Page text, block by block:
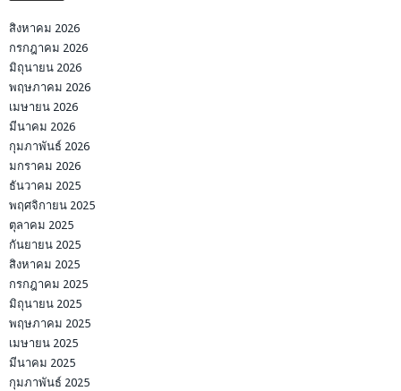
สิงหาคม 2026
กรกฎาคม 2026
มิถุนายน 2026
พฤษภาคม 2026
เมษายน 2026
มีนาคม 2026
กุมภาพันธ์ 2026
มกราคม 2026
ธันวาคม 2025
พฤศจิกายน 2025
ตุลาคม 2025
กันยายน 2025
สิงหาคม 2025
กรกฎาคม 2025
มิถุนายน 2025
พฤษภาคม 2025
เมษายน 2025
มีนาคม 2025
กุมภาพันธ์ 2025